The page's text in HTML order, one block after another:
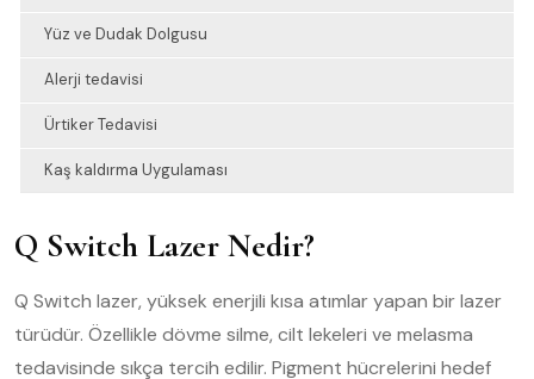
Yüz ve Dudak Dolgusu
Alerji tedavisi
Ürtiker Tedavisi
Kaş kaldırma Uygulaması
Q Switch Lazer Nedir?
Q Switch lazer, yüksek enerjili kısa atımlar yapan bir lazer
türüdür. Özellikle dövme silme, cilt lekeleri ve melasma
tedavisinde sıkça tercih edilir. Pigment hücrelerini hedef